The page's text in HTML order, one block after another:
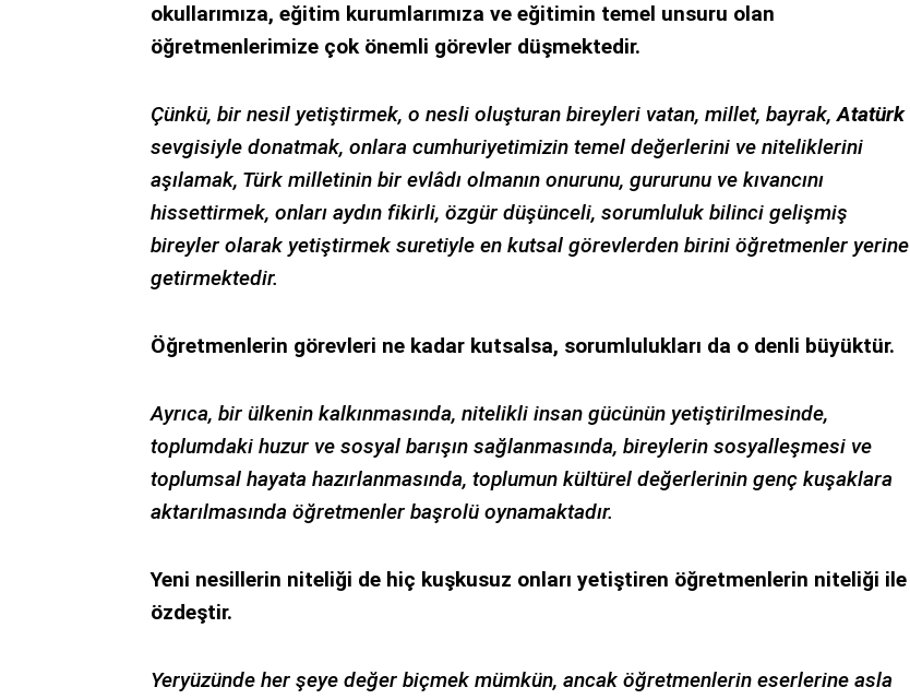
okullarımıza, eğitim kurumlarımıza ve eğitimin temel unsuru olan
öğretmenlerimize çok önemli görevler düşmektedir.
Çünkü, bir nesil yetiştirmek, o nesli oluşturan bireyleri vatan, millet, bayrak,Atatürk
sevgisiyle donatmak, onlara cumhuriyetimizin temel değerlerini ve niteliklerini
aşılamak, Türk milletinin bir evlâdı olmanın onurunu, gururunu ve kıvancını
hissettirmek, onları aydın fikirli, özgür düşünceli, sorumluluk bilinci gelişmiş
bireyler olarak yetiştirmek suretiyle en kutsal görevlerden birini öğretmenler yerine
getirmektedir.
Öğretmenlerin görevleri ne kadar kutsalsa, sorumlulukları da o denli büyüktür.
Ayrıca, bir ülkenin kalkınmasında, nitelikli insan gücünün yetiştirilmesinde,
toplumdaki huzur ve sosyal barışın sağlanmasında, bireylerin sosyalleşmesi ve
toplumsal hayata hazırlanmasında, toplumun kültürel değerlerinin genç kuşaklara
aktarılmasında öğretmenler başrolü oynamaktadır.
Yeni nesillerin niteliği de hiç kuşkusuz onları yetiştiren öğretmenlerin niteliği ile
özdeştir.
Yeryüzünde her şeye değer biçmek mümkün, ancak öğretmenlerin eserlerine asla